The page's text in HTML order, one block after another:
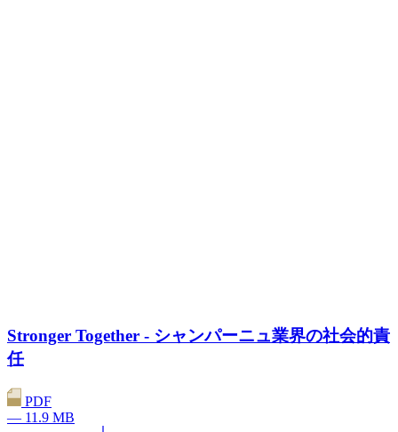
Stronger Together - シャンパーニュ業界の社会的責
任
PDF
— 11.9 MB